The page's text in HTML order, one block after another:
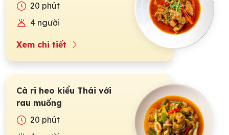
20 phút
4 người
Xem chi tiết
Cà ri heo kiểu Thái với
rau muống
20 phút